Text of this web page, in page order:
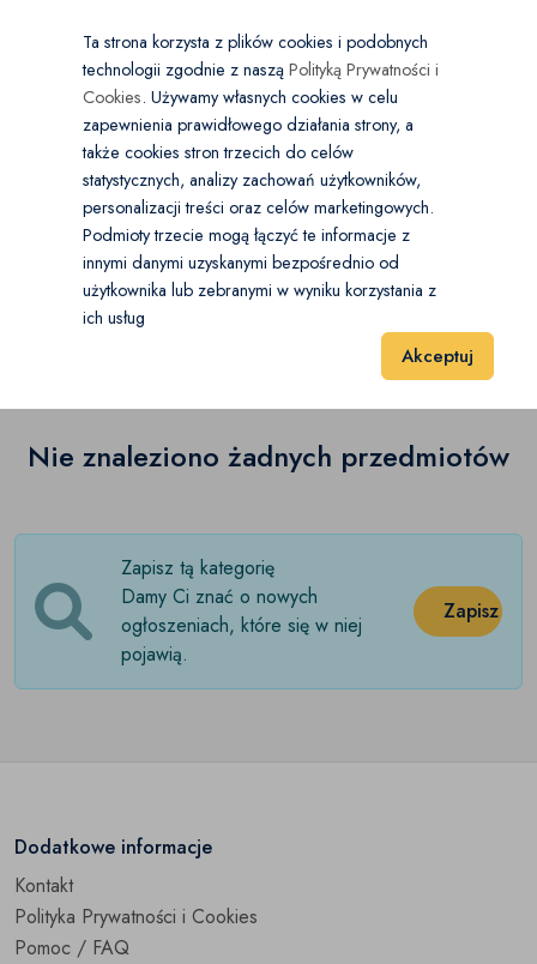
Wybierz kategorię
Buty męskie
Espadryle(0)
(0)
Japonki (0)
Kapcie(0)
Klapki (0)
(0)
Obuwie sportowe(0)
Śniegowce (0)
Trampki
Pozostałe(0)
×
Kraj PL
PLN
Moda Buty męskie Śniegowce
Śniegowce (0)
20 60
Nie znaleziono żadnych przedmiotów
Zapisz tą kategorię
Damy Ci znać o nowych
ogłoszeniach, które się w niej
pojawią.
Zapisz
Dodatkowe informacje
Kontakt
Polityka Prywatności i Cookies
Pomoc / FAQ
Ta strona korzysta z plików cookies i podobnych
technologii zgodnie z nasząPolityką Prywatności i
Cookies. Używamy własnych cookies w celu
zapewnienia prawidłowego działania strony, a
także cookies stron trzecich do celów
statystycznych, analizy zachowań użytkowników,
personalizacji treści oraz celów marketingowych.
Podmioty trzecie mogą łączyć te informacje z
innymi danymi uzyskanymi bezpośrednio od
użytkownika lub zebranymi w wyniku korzystania z
ich usług
Akceptuj